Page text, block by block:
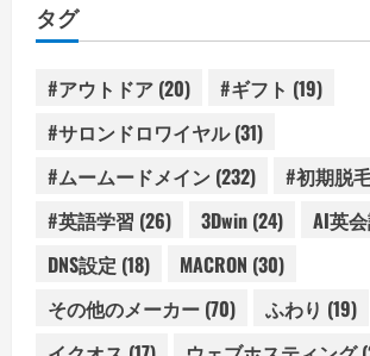
ー
タグ
#アウトドア (20) #ギフト (19)
#サロンドロワイヤル(31)
#ムームードメイン (232) #初期脱
#英語学習 (26) 3Dwin (24) AI英
DNS設定 (18) MACRON (30)
その他のメーカー (70) ふわり (19)